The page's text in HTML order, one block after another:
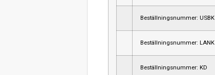
Beställningsnummer: USBK
Beställningsnummer: LANK
Beställningsnummer: KD